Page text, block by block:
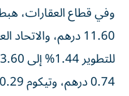
0.74 درهم، وتيكوم 0.29% إلى 3.44 درهم.